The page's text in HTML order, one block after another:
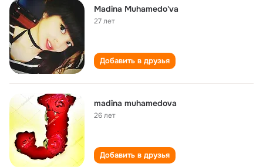
Madina Muhamedo'va
27 лет
Добавить в друзья
madina muhamedova
26 лет
Добавить в друзья